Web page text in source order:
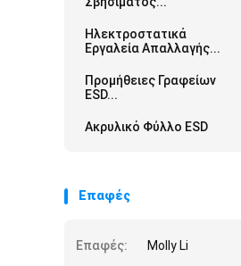
Ηλεκτροστατικά
Εργαλεία Απαλλαγής...
Προμήθειες Γραφείων
ESD...
Ακρυλικό Φύλλο ESD
Επαφές
Επαφές:
Molly Li